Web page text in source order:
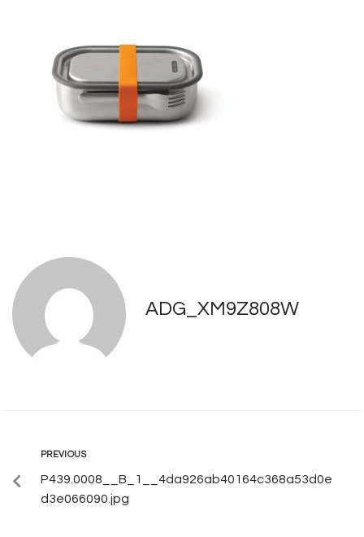
ADG_XM9Z808W
PREVIOUS
P439.0008__B_1__4da926ab40164c368a53d0e
d3e066090.jpg